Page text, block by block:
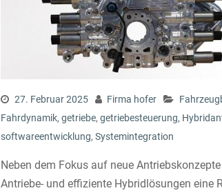
27. Februar 2025 Firma hofer
Fahrdynamik, getriebe, getriebesteuerung,
softwareentwicklung, Systemintegration
Neben dem Fokus auf neue
Antriebe- und effiziente Hybridlösungen